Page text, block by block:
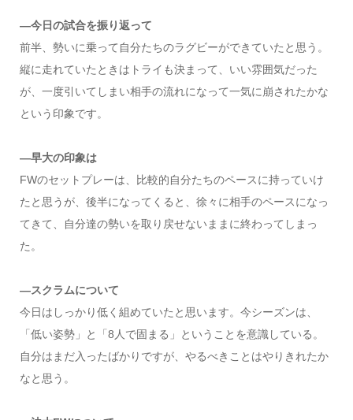
―今日の試合を振り返って
前半、勢いに乗って自分たちのラグビーができていたと思う。
縦に走れていたときはトライも決まって、いい雰囲気だった
が、一度引いてしまい相手の流れになって一気に崩されたかな
という印象です。
―早大の印象は
FWのセットプレーは、比較的自分たちのペースに持っていけ
たと思うが、後半になってくると、徐々に相手のペースになっ
てきて、自分達の勢いを取り戻せないままに終わってしまっ
た。
―スクラムについて
今日はしっかり低く組めていたと思います。今シーズンは、
「低い姿勢」と「8人で固まる」ということを意識している。
自分はまだ入ったばかりですが、やるべきことはやりきれたか
なと思う。